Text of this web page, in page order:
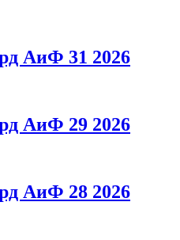
АиФ 31 2026
АиФ 29 2026
АиФ 28 2026